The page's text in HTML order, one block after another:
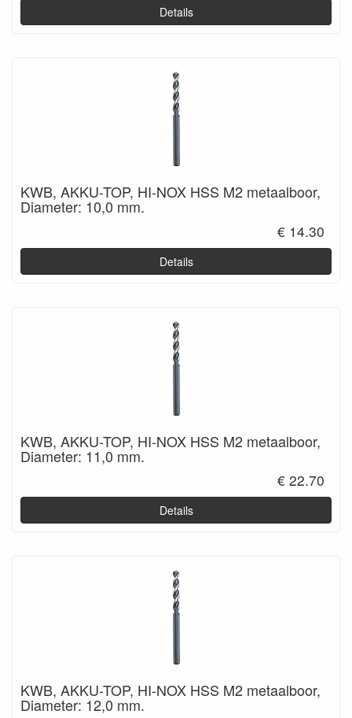
Details
KWB, AKKU-TOP, HI-NOX HSS M2 metaalboor,
Diameter: 10,0 mm.
€ 14.30
Details
KWB, AKKU-TOP, HI-NOX HSS M2 metaalboor,
Diameter: 11,0 mm.
€ 22.70
Details
KWB, AKKU-TOP, HI-NOX HSS M2 metaalboor,
Diameter: 12,0 mm.